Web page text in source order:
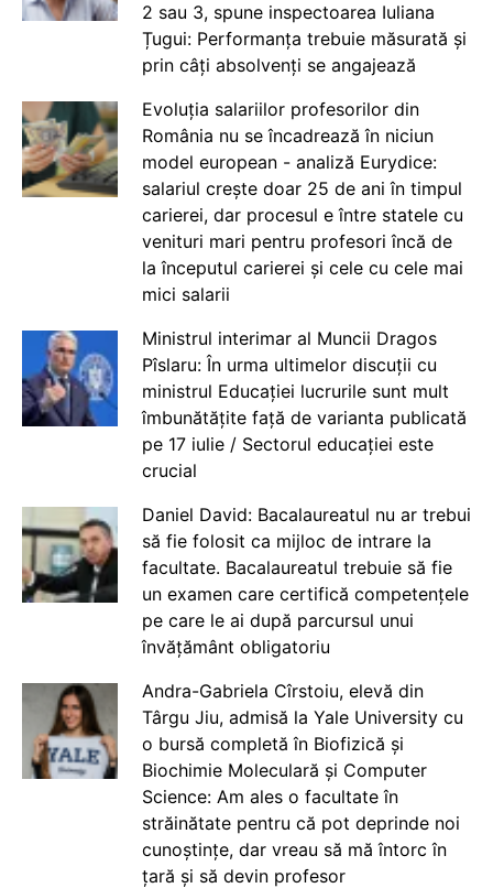
2 sau 3, spune inspectoarea Iuliana
Țugui: Performanța trebuie măsurată și
prin câți absolvenți se angajează
Evoluția salariilor profesorilor din
România nu se încadrează în niciun
model european - analiză Eurydice:
salariul crește doar 25 de ani în timpul
carierei, dar procesul e între statele cu
venituri mari pentru profesori încă de
la începutul carierei și cele cu cele mai
mici salarii
Ministrul interimar al Muncii Dragos
Pîslaru: În urma ultimelor discuții cu
ministrul Educației lucrurile sunt mult
îmbunătățite față de varianta publicată
pe 17 iulie / Sectorul educației este
crucial
Daniel David: Bacalaureatul nu ar trebui
să fie folosit ca mijloc de intrare la
facultate. Bacalaureatul trebuie să fie
un examen care certifică competențele
pe care le ai după parcursul unui
învățământ obligatoriu
Andra-Gabriela Cîrstoiu, elevă din
Târgu Jiu, admisă la Yale University cu
o bursă completă în Biofizică și
Biochimie Moleculară și Computer
Science: Am ales o facultate în
străinătate pentru că pot deprinde noi
cunoștințe, dar vreau să mă întorc în
țară și să devin profesor